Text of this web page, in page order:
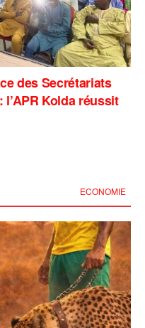
des Secrétariats
Kolda réussit
ECONOMIE